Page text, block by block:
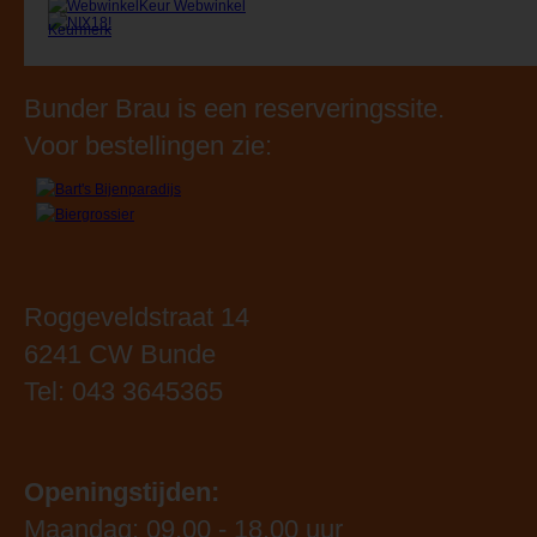
Bunder Brau is een reserveringssite.
Voor bestellingen zie:
Roggeveldstraat 14
6241 CW Bunde
Tel: 043 3645365
Openingstijden:
Maandag: 09.00 - 18.00 uur